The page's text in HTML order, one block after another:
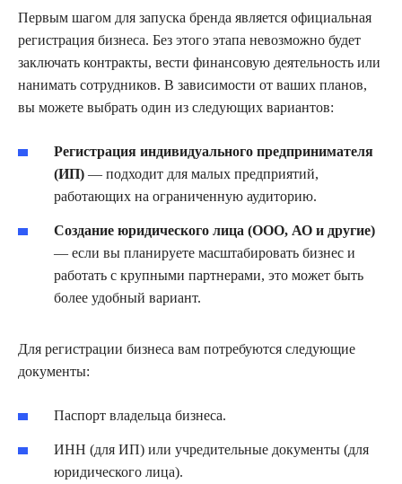
Первым шагом для запуска бренда является официальная
регистрация бизнеса. Без этого этапа невозможно будет
заключать контракты, вести финансовую деятельность или
нанимать сотрудников. В зависимости от ваших планов,
вы можете выбрать один из следующих вариантов:
Регистрация индивидуального предпринимателя
(ИП) — подходит для малых предприятий,
работающих на ограниченную аудиторию.
Создание юридического лица (ООО, АО и другие)
— если вы планируете масштабировать бизнес и
работать с крупными партнерами, это может быть
более удобный вариант.
Для регистрации бизнеса вам потребуются следующие
документы:
Паспорт владельца бизнеса.
ИНН (для ИП) или учредительные документы (для
юридического лица).